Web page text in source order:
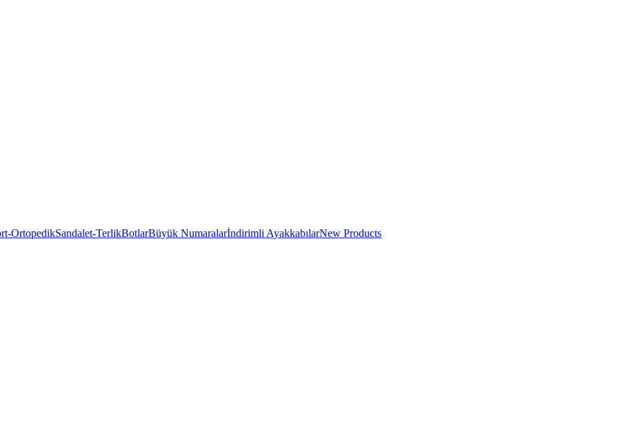
OrtopedikSandalet-TerlikBotlarBüyük Numaralarİndirimli AyakkabılarNew Products